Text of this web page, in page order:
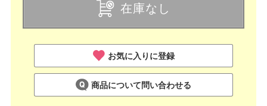
在庫なし
お気に入りに登録
商品について問い合わせる